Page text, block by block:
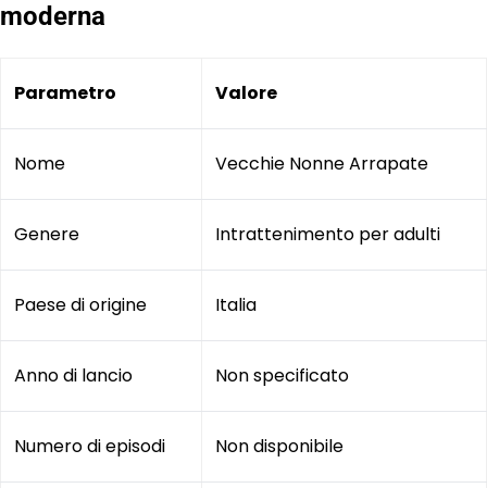
moderna
Parametro Valore
Nome Vecchie Nonne Arrapate
Genere Intrattenimento per adulti
Paese di origine Italia
Anno di lancio Non specificato
Numero di episodi Non disponibile